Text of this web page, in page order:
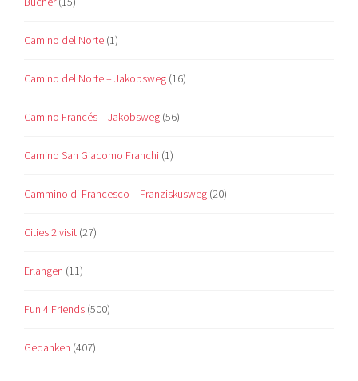
Camino del Norte (1)
Camino del Norte – Jakobsweg (16)
Camino Francés – Jakobsweg (56)
Camino San Giacomo Franchi (1)
Cammino di Francesco – Franziskusweg (20)
Cities 2 visit (27)
Erlangen (11)
Fun 4 Friends (500)
Gedanken (407)